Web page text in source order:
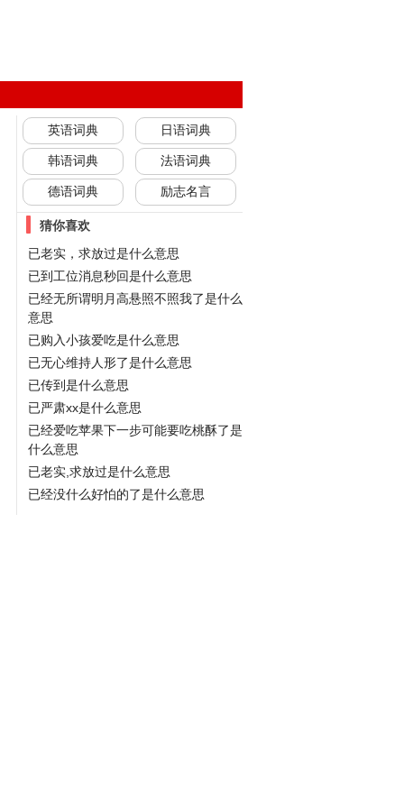
英语词典 日语词典
韩语词典 法语词典
德语词典 励志名言
猜你喜欢
已老实，求放过是什么意思
已到工位消息秒回是什么意思
已经无所谓明月高悬照不照我了是什么
意思
已购入小孩爱吃是什么意思
已无心维持人形了是什么意思
已传到是什么意思
已严肃xx是什么意思
已经爱吃苹果下一步可能要吃桃酥了是
什么意思
已老实,求放过是什么意思
已经没什么好怕的了是什么意思